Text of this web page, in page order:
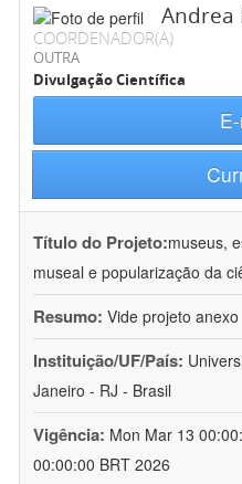
Andrea
COORDENADOR(A)
OUTRA
Divulgação Científica
Título do Projeto:museus,
museal e popularização da
Resumo: Vide projeto anexo
Instituição/UF/País:
Janeiro - RJ - Brasil
Vigência: Mon Mar 13
00:00:00 BRT 2026